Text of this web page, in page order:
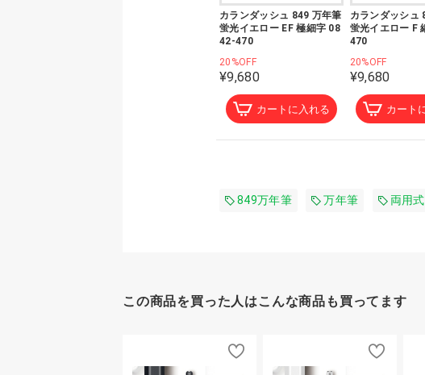
カランダッシュ 849 万年筆
蛍光イエロー EF 極細字 08
42-470
20%OFF
¥9,680
カートに入れる
カランダッシュ
蛍光イエロー F
470
20%OFF
¥9,680
カート
849万年筆 万年筆 両用式
この商品を買った人はこんな商品も買ってます